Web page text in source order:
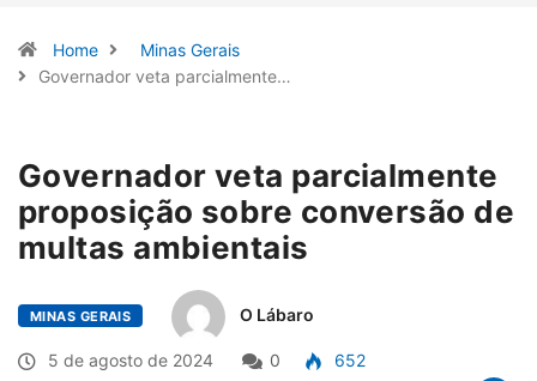
Home
Minas Gerais
Governador veta parcialmente…
Governador veta parcialmente
proposição sobre conversão de
multas ambientais
MINAS GERAIS O Lábaro
5 de agosto de 2024 0
652